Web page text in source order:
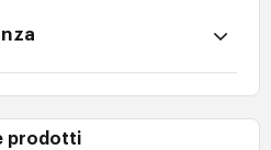
prodotti